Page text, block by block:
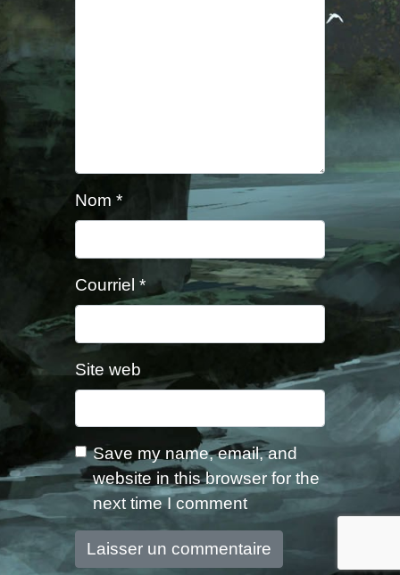
Nom *
Courriel *
Site web
Save my name, email, and
website in this browser for the
next time I comment